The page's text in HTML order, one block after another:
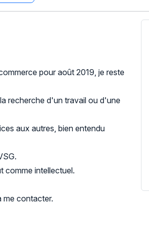
pour août 2019, je reste
recherche d'un travail ou d'une
aux autres, bien entendu
comme intellectuel.
me contacter.